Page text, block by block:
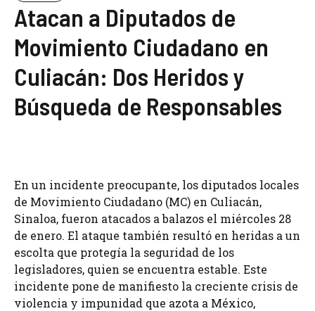
Atacan a Diputados de
Movimiento Ciudadano en
Culiacán: Dos Heridos y
Búsqueda de Responsables
En un incidente preocupante, los diputados locales
de Movimiento Ciudadano (MC) en Culiacán,
Sinaloa, fueron atacados a balazos el miércoles 28
de enero. El ataque también resultó en heridas a un
escolta que protegía la seguridad de los
legisladores, quien se encuentra estable. Este
incidente pone de manifiesto la creciente crisis de
violencia y impunidad que azota a México,